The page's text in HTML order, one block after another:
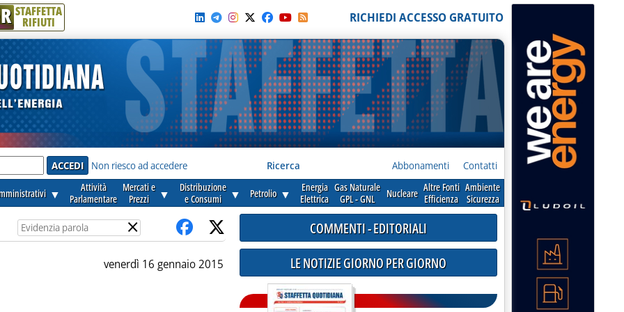
R STAFFETTA
RIFIUTI RICHIEDI ACCESSO GRATUITO
Non riesco ad accedere Ricerca Abbonamenti Contatti
▼
Attività
Parlamentare
Mercati e
Prezzi
▼
Distribuzione
e Consumi
▼ Petrolio ▼
Energia
Elettrica
Gas Naturale
GPL - GNL
Nucleare Altre Fonti
Efficienza
Ambiente
Sicurezza
×
venerdì 16 gennaio 2015
COMMENTI - EDITORIALI
LE NOTIZIE GIORNO PER GIORNO